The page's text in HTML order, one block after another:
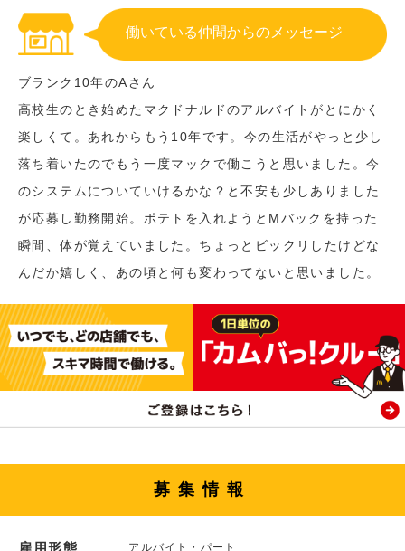
働いている仲間からのメッセージ
ブランク10年のAさん
高校生のとき始めたマクドナルドのアルバイトがとにかく
楽しくて。あれからもう10年です。今の生活がやっと少し
落ち着いたのでもう一度マックで働こうと思いました。今
のシステムについていけるかな？と不安も少しありました
が応募し勤務開始。ポテトを入れようとMバックを持った
瞬間、体が覚えていました。ちょっとビックリしたけどな
んだか嬉しく、あの頃と何も変わってないと思いました。
募集情報
雇用形態 アルバイト・パート